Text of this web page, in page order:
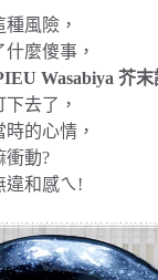
風險，
麼傻事，
Wasabiya 芥
去了，
的心情，
衝動?
違和感ㄟ!